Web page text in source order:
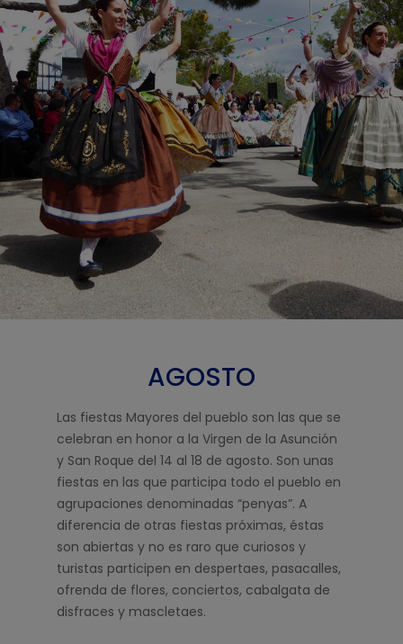
AGOSTO
Las fiestas Mayores del pueblo son las que se
celebran en honor a la Virgen de la Asunción
y San Roque del 14 al 18 de agosto. Son unas
fiestas en las que participa todo el pueblo en
agrupaciones denominadas “penyas”. A
diferencia de otras fiestas próximas, éstas
son abiertas y no es raro que curiosos y
turistas participen en despertaes, pasacalles,
ofrenda de flores, conciertos, cabalgata de
disfraces y mascletaes.